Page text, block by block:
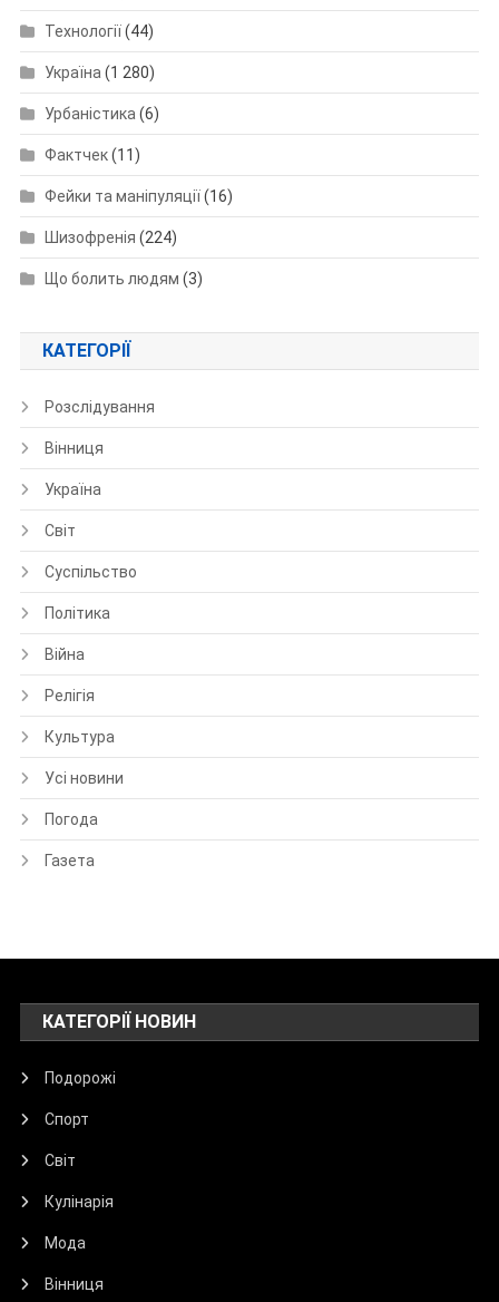
Технології(44)
Україна (1 280)
Урбаністика (6)
Фактчек(11)
Фейки та маніпуляції(16)
Шизофренія (224)
Що болить людям (3)
КАТЕГОРІЇ
Розслідування
Вінниця
Україна
Світ
Суспільство
Політика
Війна
Релігія
Культура
Усі новини
Погода
Газета
КАТЕГОРІЇ НОВИН
Подорожі
Спорт
Світ
Кулінарія
Мода
Вінниця